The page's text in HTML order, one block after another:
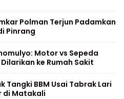
Polman Terjun Padamkan
Pinrang
Motor vs Sepeda
ke Rumah Sakit
Tangki BBM Usai Tabrak Lari
di Matakali